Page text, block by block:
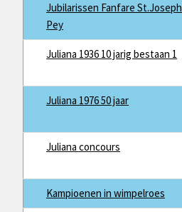
Jubilarissen Fanfare St.Joseph
Pey
Juliana 1936 10 jarig bestaan 1
Juliana 1976 50 jaar
Juliana concours
Kampioenen in wimpelroes